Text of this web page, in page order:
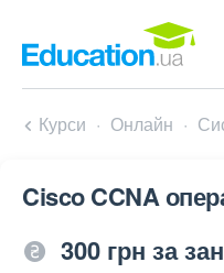
Курси Онлайн
Cisco CCNA
300 грн за